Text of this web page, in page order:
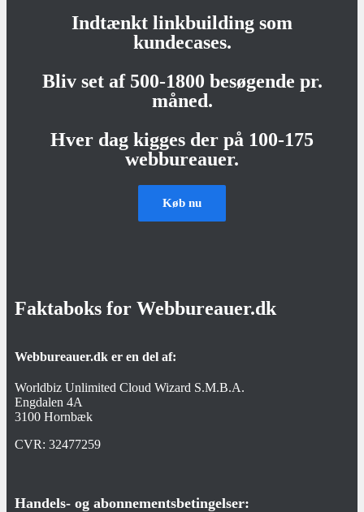
Indtænkt linkbuilding som
kundecases.
Bliv set af 500-1800 besøgende pr.
måned.
Hver dag kigges der på 100-175
webbureauer.
Køb nu
Faktaboks for Webbureauer.dk
Webbureauer.dk er en del af:
Worldbiz Unlimited Cloud Wizard S.M.B.A.
Engdalen 4A
3100 Hornbæk
CVR: 32477259
Handels- og abonnementsbetingelser: